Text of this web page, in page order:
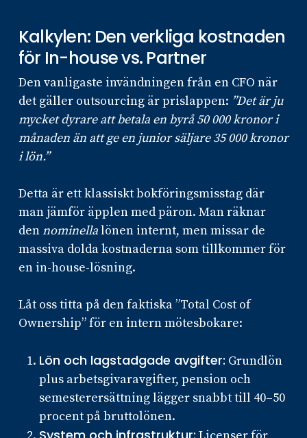
Kalkylen: Den verkliga kostnaden
för In-house vs. Partner
Den vanligaste invändningen från en CFO när
det gäller outsourcing är prislappen: ”Det är ju
mycket dyrare att betala en byrå 50 000 kronor i
månaden än att ge en junior säljare 35 000 kronor
i lön.”
Detta är ett klassiskt bokföringsmisstag där
man jämför äpplen med päron. Man räknar
dennominellalönen internt, men missar de
massiva dolda kostnaderna som tillkommer för
en in-house-lösning.
Låt oss titta på den faktiska ”Total Cost of
Ownership” för en intern mötesbokare:
Lön och lagstadgade avgifter: Grundlön
plus arbetsgivaravgifter, pension och
semesterersättning lägger snabbt till 40–50
procent på bruttolönen.